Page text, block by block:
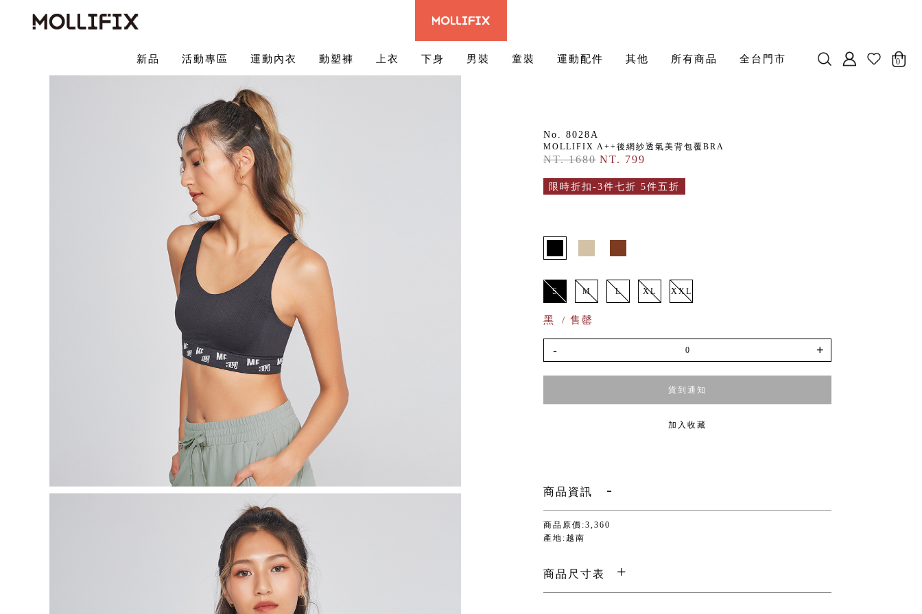
新品 活動專區 運動內衣 動塑褲 上衣 下身 男裝 童裝 運動配件 其他 所有商品 全台門市 0
No. 8028A
MOLLIFIX A++後網紗透氣美背包覆BRA
NT. 1680 NT. 799
限時折扣-3件七折 5件五折
S M L XL XXL
黑 / 售罄
- +
貨到通知
加入收藏
商品資訊
商品原價:3,360
產地:越南
商品尺寸表